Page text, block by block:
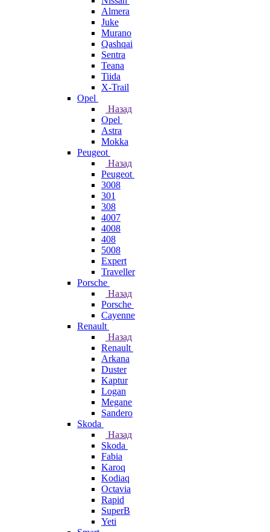
Almera
Juke
Murano
Qashqai
Sentra
Teana
Tiida
X-Trail
Opel
Назад
Opel
Astra
Mokka
Peugeot
Назад
Peugeot
3008
301
308
4007
4008
408
5008
Expert
Traveller
Porsche
Назад
Porsche
Cayenne
Renault
Назад
Renault
Arkana
Duster
Kaptur
Logan
Megane
Sandero
Skoda
Назад
Skoda
Fabia
Karoq
Kodiaq
Octavia
Rapid
SuperB
Yeti